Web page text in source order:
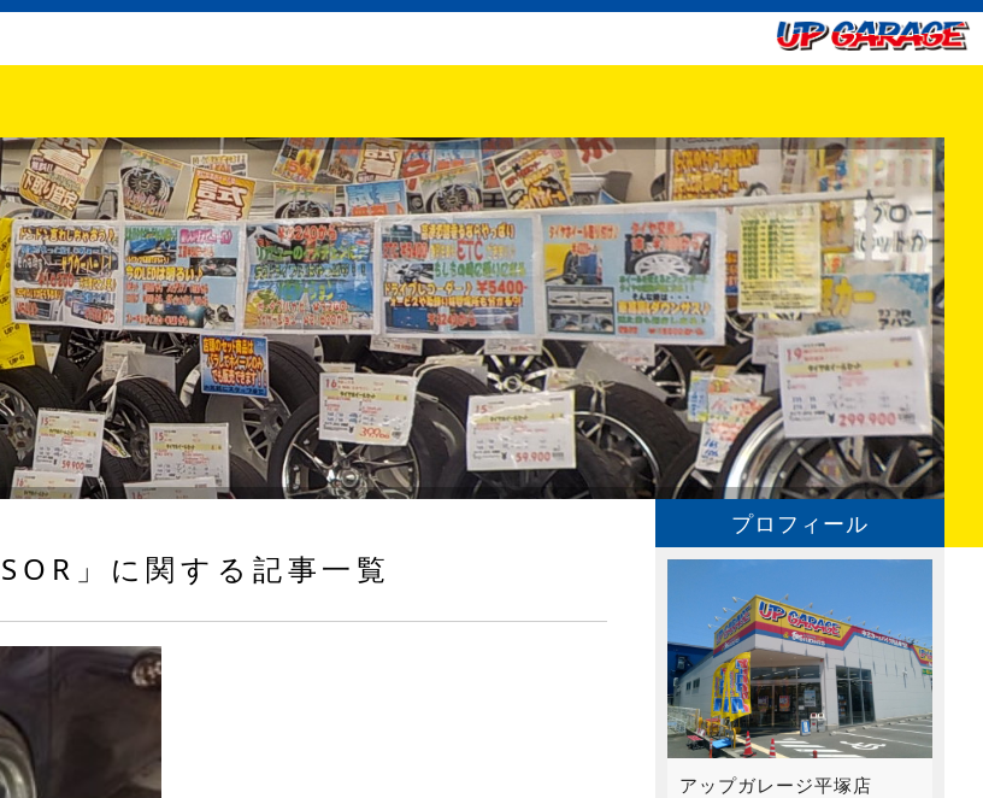
」に関する記事一覧
プロフィール
アップガレージ平塚店